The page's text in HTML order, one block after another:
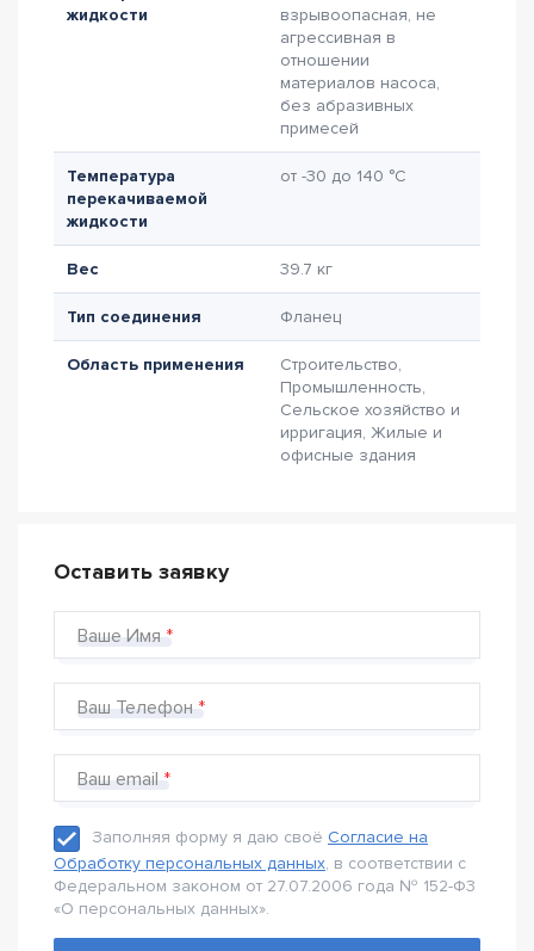
жидкости
взрывоопасная, не
агрессивная в
отношении
материалов насоса,
без абразивных
примесей
Температура
перекачиваемой
жидкости
от -30 до 140 °C
Вес 39.7 кг
Тип соединения Фланец
Область применения
Строительство,
Промышленность,
Сельское хозяйство и
ирригация, Жилые и
офисные здания
Оставить заявку
Ваше Имя
Ваш Телефон
Ваш email
Заполняя форму я даю своё Согласие на
Обработку персональных данных, в соответствии с
Федеральном законом от 27.07.2006 года № 152-Ф3
«О персональных данных».